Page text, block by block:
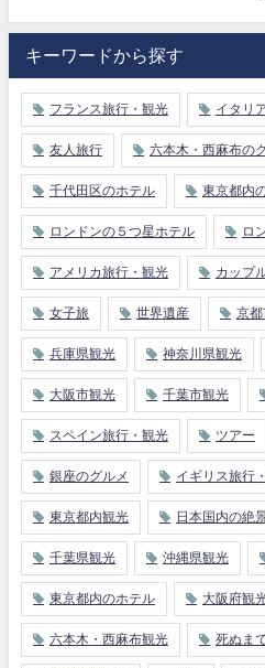
キーワードから探す
フランス旅行・観光 イタリ
友人旅行 六本木・西麻布の
千代田区のホテル 東京都内
ロンドンの５つ星ホテル ロ
アメリカ旅行・観光 カップ
女子旅 世界遺産 京都
兵庫県観光 神奈川県観光
大阪市観光 千葉市観光
スペイン旅行・観光 ツアー
銀座のグルメ イギリス旅行
東京都内観光 日本国内の絶
千葉県観光 沖縄県観光
東京都内のホテル 大阪府観
六本木・西麻布観光 死ぬま